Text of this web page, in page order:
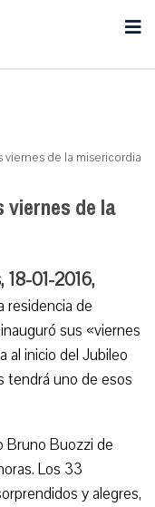
viernes de la misericordia
de la
01-2016,
residencia de
sus «viernes
al inicio del Jubileo
tendrá uno de esos
Bruno Buozzi de
Los 33
y alegres,